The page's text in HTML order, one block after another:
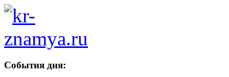
События дня: